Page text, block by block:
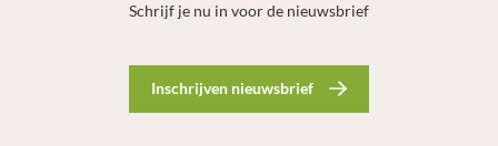
Schrijf je nu in voor de nieuwsbrief
Inschrijven nieuwsbrief